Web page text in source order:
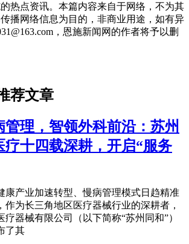
热点资讯。本篇内容来自于网络，不为其
播网络信息为目的，非商业用途，如有异
，恩施新闻网的作者将予以删
荐文章
管理，智领外科前沿：苏州
疗十四载深耕，开启“服务
康产业加速转型、慢病管理模式日趋精准
作为长三角地区医疗器械行业的深耕者，
疗器械有限公司（以下简称“苏州同和”）
了其